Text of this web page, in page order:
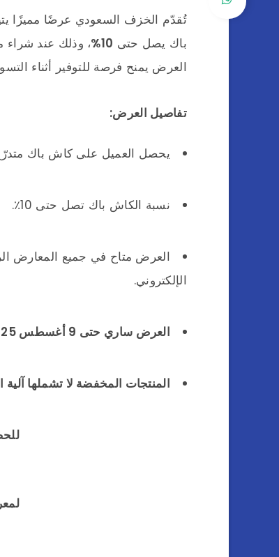
تُقدّم الخزف السعودي عرضًا مميزًا
باك يصل حتى 10%
، وذلك عند شراء
العرض يمنح فرصة للتوفير أثناء
تفاصيل العرض:
يحصل العميل على كاش باك
نسبة الكاش باك تصل حتى 10٪.
العرض متاح في جميع المعارض
الإلكتروني.
العرض ساري حتى 9 أغسطس 2025
المنتجات المخفضة لا تشملها